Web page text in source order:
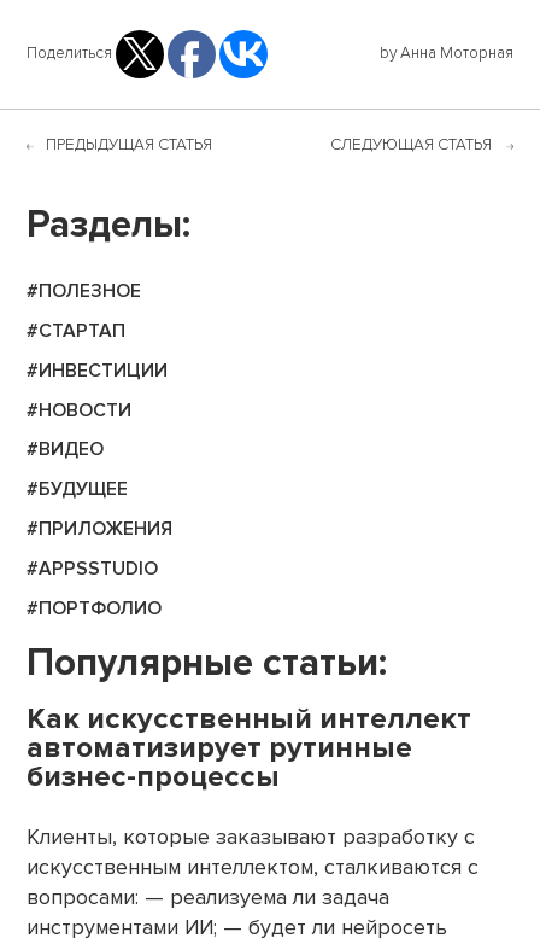
Поделиться by Анна Моторная
ПРЕДЫДУЩАЯ СТАТЬЯ СЛЕДУЮЩАЯ СТАТЬЯ
Разделы:
#ПОЛЕЗНОЕ
#СТАРТАП
#ИНВЕСТИЦИИ
#НОВОСТИ
#ВИДЕО
#БУДУЩЕЕ
#ПРИЛОЖЕНИЯ
#APPSSTUDIO
#ПОРТФОЛИО
Популярные статьи:
Как искусственный интеллект
автоматизирует рутинные
бизнес-процессы
Клиенты, которые заказывают разработку с
искусственным интеллектом, сталкиваются с
вопросами: — реализуема ли задача
инструментами ИИ; — будет ли нейросеть